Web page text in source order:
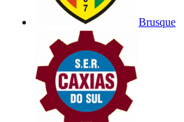
Brusque